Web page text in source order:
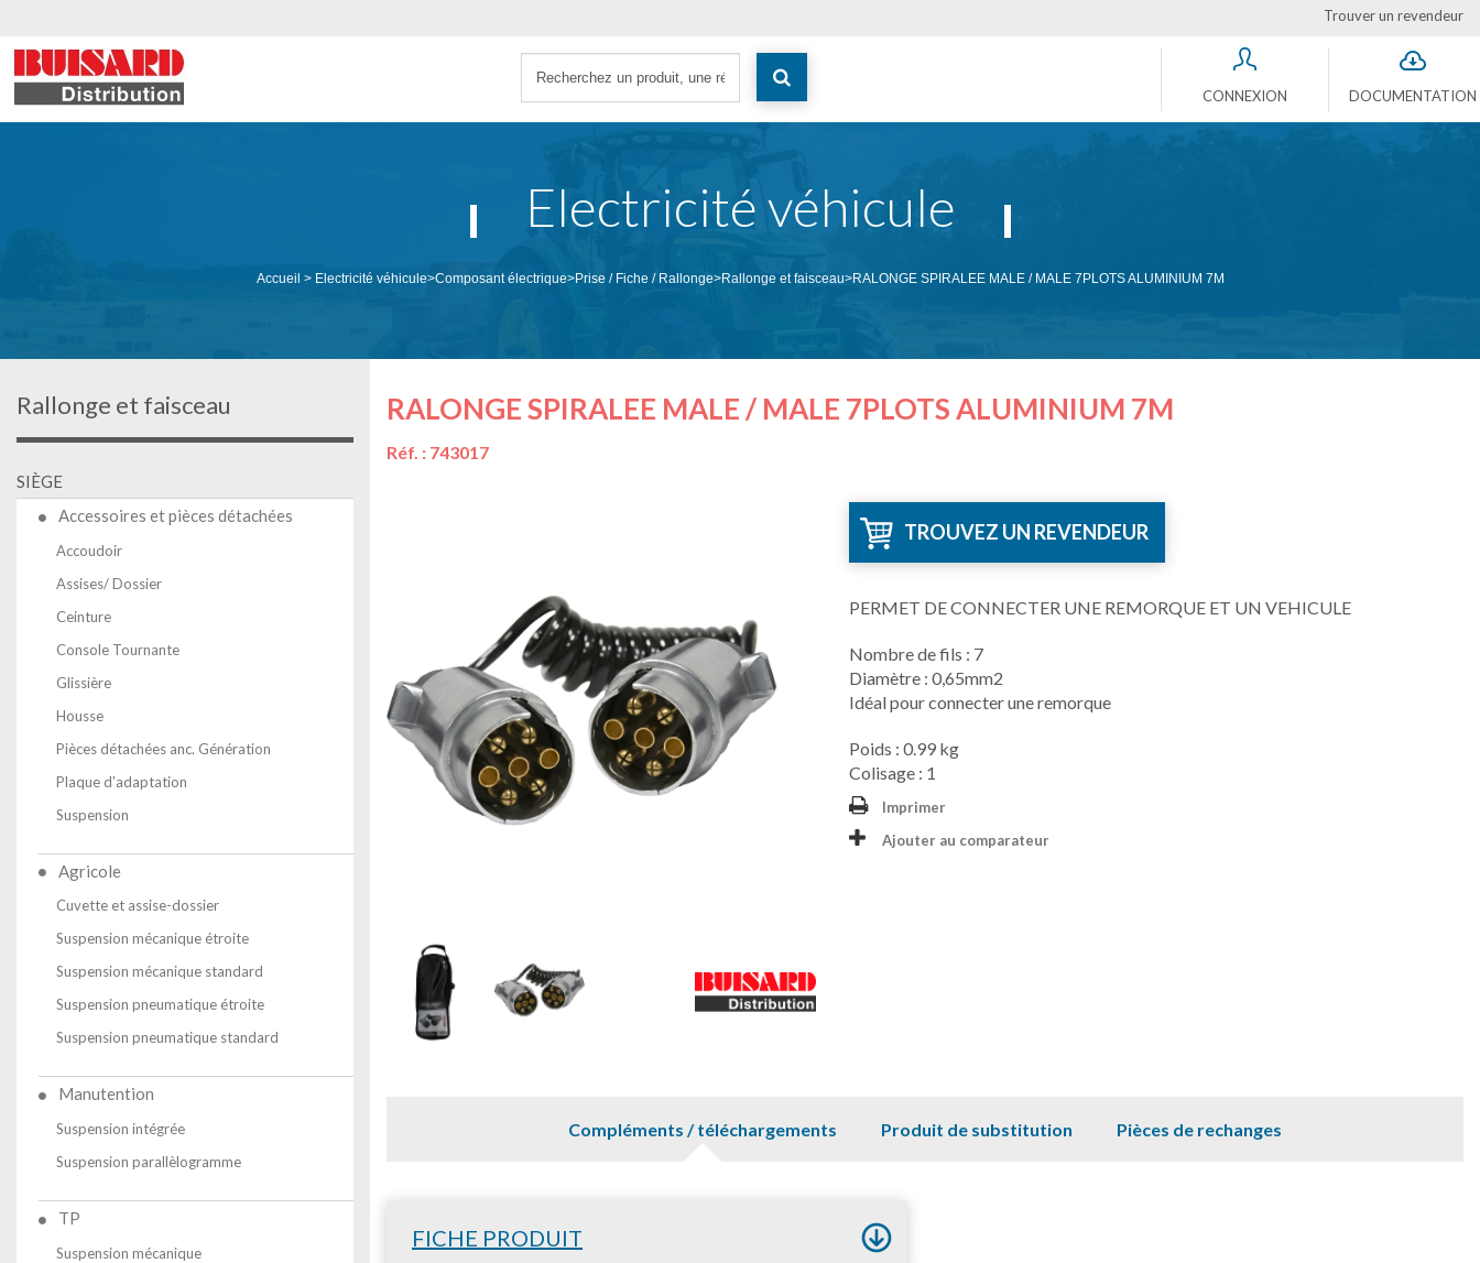
Trouver un revendeur
CONNEXION DOCUMENTATION
Electricité véhicule
Accueil > Electricité véhicule>Composant électrique>Prise / Fiche / Rallonge>Rallonge et faisceau>RALONGE SPIRALEE MALE / MALE 7PLOTS ALUMINIUM 7M
Rallonge et faisceau
SIÈGE
Accessoires et pièces détachées
Accoudoir
Assises/ Dossier
Ceinture
Console Tournante
Glissière
Housse
Pièces détachées anc. Génération
Plaque d'adaptation
Suspension
Agricole
Cuvette et assise-dossier
Suspension mécanique étroite
Suspension mécanique standard
Suspension pneumatique étroite
Suspension pneumatique standard
Manutention
Suspension intégrée
Suspension parallèlogramme
TP
Suspension mécanique
RALONGE SPIRALEE MALE / MALE 7PLOTS ALUMINIUM 7M
Réf. : 743017
TROUVEZ UN REVENDEUR
PERMET DE CONNECTER UNE REMORQUE ET UN VEHICULE
Nombre de fils : 7
Diamètre : 0,65mm2
Idéal pour connecter une remorque
Poids : 0.99 kg
Colisage : 1
Imprimer
Ajouter au comparateur
Compléments / téléchargements Produit de substitution Pièces de rechanges
FICHE PRODUIT